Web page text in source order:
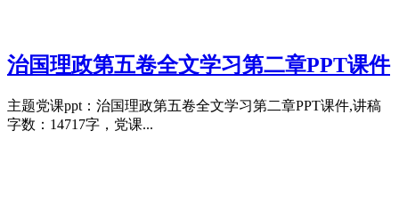
治国理政第五卷全文学习第二章PPT课件
主题党课ppt：治国理政第五卷全文学习第二章PPT课件,讲稿
字数：14717字，党课...